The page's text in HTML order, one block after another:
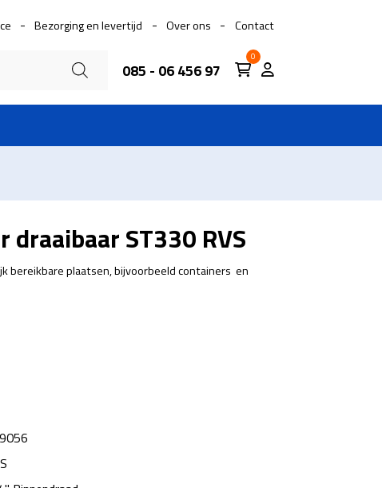
Bezorging en levertijd Over ons Contact
085 - 06 456 97
0
draaibaar ST330 RVS
bereikbare plaatsen, bijvoorbeeld containers en